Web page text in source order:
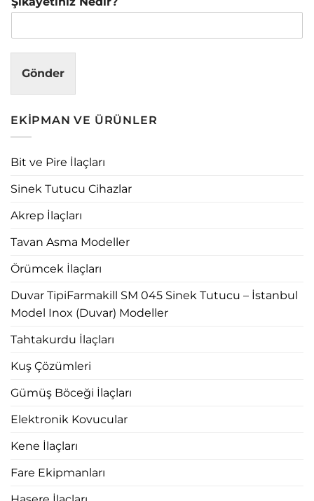
Gönder
EKIPMAN VE ÜRÜNLER
Bit ve Pire İlaçları
Sinek Tutucu Cihazlar
Akrep İlaçları
Tavan Asma Modeller
Örümcek İlaçları
Duvar TipiFarmakill SM 045 Sinek Tutucu – İstanbul
Model Inox (Duvar) Modeller
Tahtakurdu İlaçları
Kuş Çözümleri
Gümüş Böceği İlaçları
Elektronik Kovucular
Kene İlaçları
Fare Ekipmanları